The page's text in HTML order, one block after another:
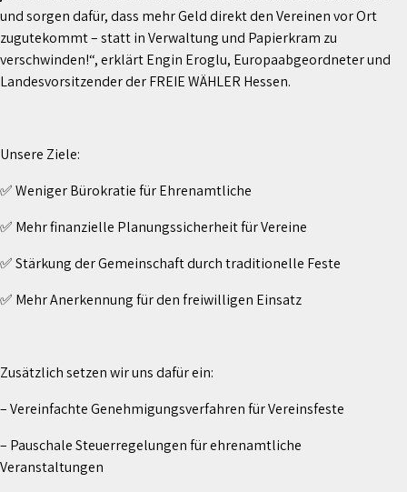
und sorgen dafür, dass mehr Geld direkt den Vereinen vor Ort
zugutekommt – statt in Verwaltung und Papierkram zu
verschwinden!“, erklärt Engin Eroglu, Europaabgeordneter und
Landesvorsitzender der FREIE WÄHLER Hessen.
Unsere Ziele:
✅ Weniger Bürokratie für Ehrenamtliche
✅ Mehr finanzielle Planungssicherheit für Vereine
✅ Stärkung der Gemeinschaft durch traditionelle Feste
✅ Mehr Anerkennung für den freiwilligen Einsatz
Zusätzlich setzen wir uns dafür ein:
– Vereinfachte Genehmigungsverfahren für Vereinsfeste
– Pauschale Steuerregelungen für ehrenamtliche
Veranstaltungen